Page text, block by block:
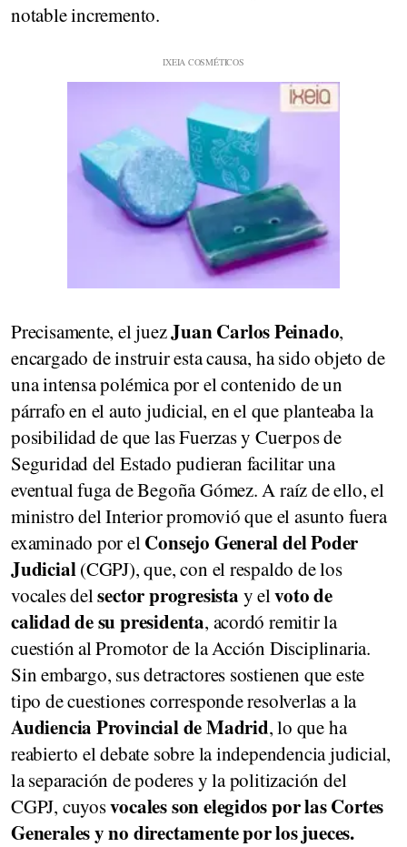
notable incremento.
Precisamente, el juezJuan Carlos Peinado,
encargado de instruir esta causa, ha sido objeto de
una intensa polémica por el contenido de un
párrafo en el auto judicial, en el que planteaba la
posibilidad de que las Fuerzas y Cuerpos de
Seguridad del Estado pudieran facilitar una
eventual fuga de Begoña Gómez. A raíz de ello, el
ministro del Interior promovió que el asunto fuera
examinado por elConsejo General del Poder
Judicial(CGPJ), que, con el respaldo de los
vocales delsector progresista y elvoto de
calidad de su presidenta, acordó remitir la
cuestión al Promotor de la Acción Disciplinaria.
Sin embargo, sus detractores sostienen que este
tipo de cuestiones corresponde resolverlas a la
Audiencia Provincial de Madrid, lo que ha
reabierto el debate sobre la independencia judicial,
la separación de poderes y la politización del
CGPJ, cuyosvocales son elegidos por las Cortes
Generales y no directamente por los jueces.